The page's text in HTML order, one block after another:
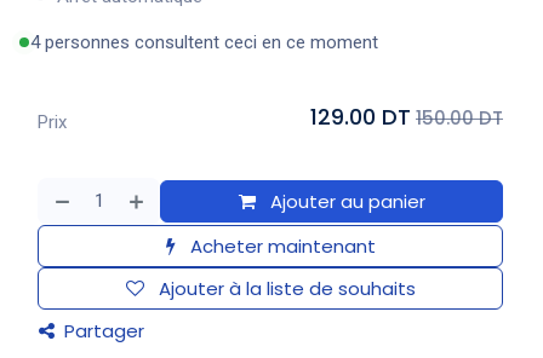
4 personnes consultent ceci en ce moment
Ajouter au panier
Acheter maintenant
Ajouter à la liste de souhaits
Partager
Prix 129.00 DT 150.00 DT